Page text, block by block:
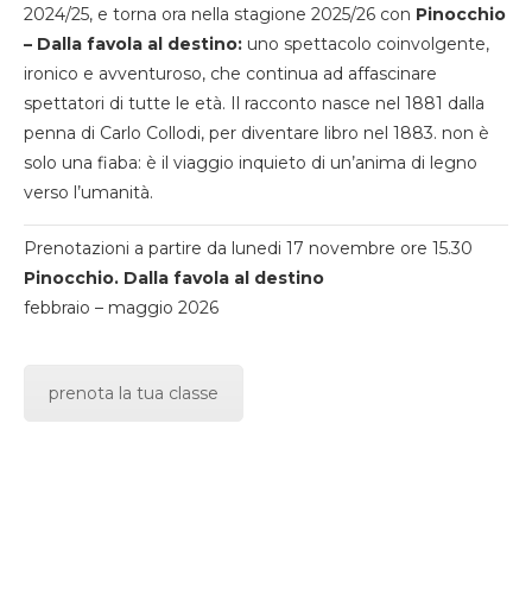
2024/25, e torna ora nella stagione 2025/26 con Pinocchio
– Dalla favola al destino: uno spettacolo coinvolgente,
ironico e avventuroso, che continua ad affascinare
spettatori di tutte le età. Il racconto nasce nel 1881 dalla
penna di Carlo Collodi, per diventare libro nel 1883. non è
solo una fiaba: è il viaggio inquieto di un’anima di legno
verso l’umanità.
Prenotazioni a partire da lunedi 17 novembre ore 15.30
Pinocchio. Dalla favola al destino
febbraio – maggio 2026
prenota la tua classe